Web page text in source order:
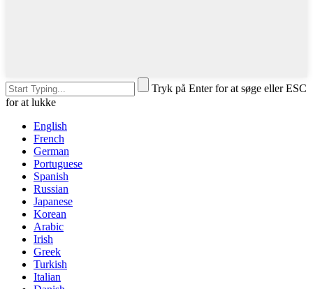
Tryk på Enter for at søge eller ESC
for at lukke
English
French
German
Portuguese
Spanish
Russian
Japanese
Korean
Arabic
Irish
Greek
Turkish
Italian